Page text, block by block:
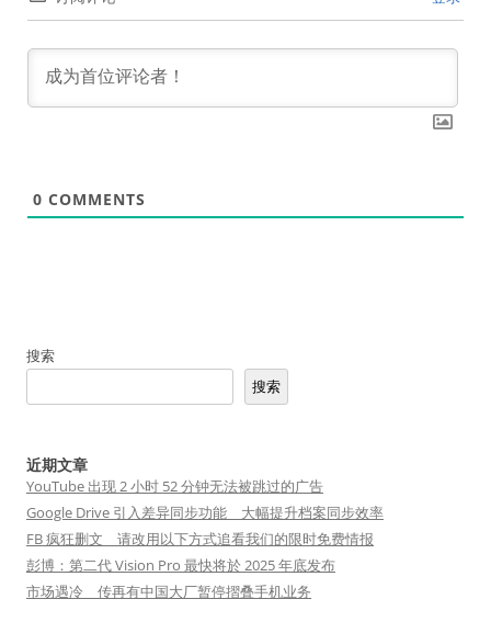
0 COMMENTS
搜索
搜索
近期文章
YouTube 出现 2 小时 52 分钟无法被跳过的广告
Google Drive 引入差异同步功能 大幅提升档案同步效率
FB 疯狂删文 请改用以下方式追看我们的限时免费情报
彭博：第二代 Vision Pro 最快将於 2025 年底发布
市场遇冷 传再有中国大厂暂停摺叠手机业务